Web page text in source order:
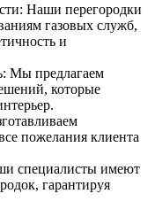
Наши перегородки
газовых служб,
и
Мы предлагаем
которые
пожелания клиента
специалисты имеют
гарантируя